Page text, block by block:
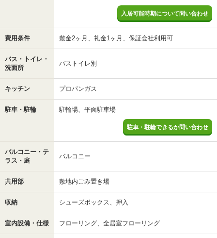
入居可能時期について問い合わせ
費用条件 敷金2ヶ月、礼金1ヶ月、保証会社利用可
バス・トイレ・
洗面所
バストイレ別
キッチン プロパンガス
駐車・駐輪 駐輪場、平面駐車場
駐車・駐輪できるか問い合わせ
バルコニー・テ
ラス・庭
バルコニー
共用部 敷地内ごみ置き場
収納 シューズボックス、押入
室内設備・仕様 フローリング、全居室フローリング